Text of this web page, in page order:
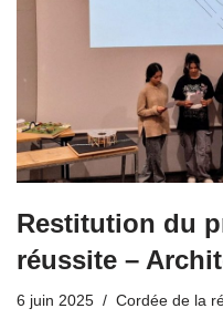
Restitution du
réussite –
6 juin 2025 Cordée de la